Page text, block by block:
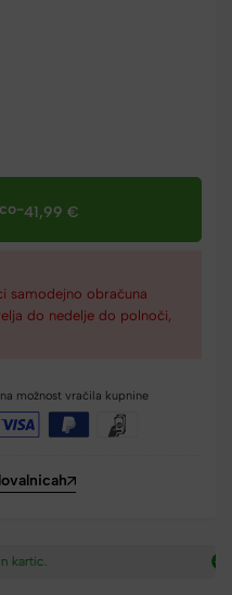
-41,99 €
samodejno obračuna
do nedelje do polnoči,
možnost vračila kupnine